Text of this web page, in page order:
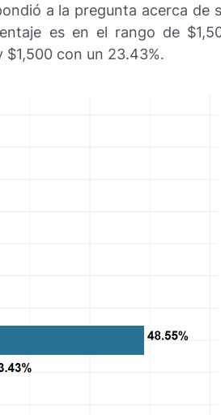
a la pregunta acerca de
es en el rango de
$1,500 con un 23.43%.